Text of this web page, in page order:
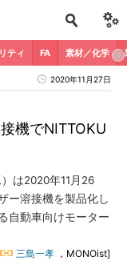
ティ FA 素材／化学
2020年11月27日
機でNITTOKU
は2020年11月26
ー溶接機を製品化し
自動車向けモーター
三島一孝 ，MONOist]